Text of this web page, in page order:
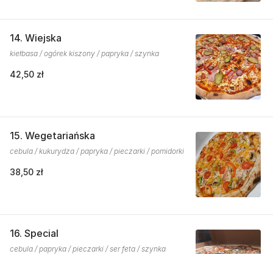
14. Wiejska
kiełbasa / ogórek kiszony / papryka / szynka
42,50 zł
15. Wegetariańska
cebula / kukurydza / papryka / pieczarki / pomidorki
38,50 zł
16. Special
cebula / papryka / pieczarki / ser feta / szynka